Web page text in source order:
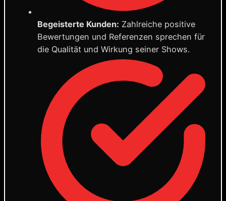
Begeisterte Kunden: Zahlreiche positive
Bewertungen und Referenzen sprechen für
die Qualität und Wirkung seiner Shows.